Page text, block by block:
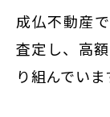
成仏不動産
査定し、高
り組んでいま